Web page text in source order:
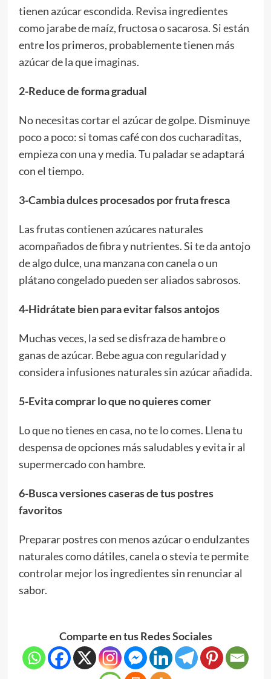
tienen azúcar escondida. Revisa ingredientes
como jarabe de maíz, fructosa o sacarosa. Si están
entre los primeros, probablemente tienen más
azúcar de la que imaginas.
2-Reduce de forma gradual
No necesitas cortar el azúcar de golpe. Disminuye
poco a poco: si tomas café con dos cucharaditas,
empieza con una y media. Tu paladar se adaptará
con el tiempo.
3-Cambia dulces procesados por fruta fresca
Las frutas contienen azúcares naturales
acompañados de fibra y nutrientes. Si te da antojo
de algo dulce, una manzana con canela o un
plátano congelado pueden ser aliados sabrosos.
4-Hidrátate bien para evitar falsos antojos
Muchas veces, la sed se disfraza de hambre o
ganas de azúcar. Bebe agua con regularidad y
considera infusiones naturales sin azúcar añadida.
5-Evita comprar lo que no quieres comer
Lo que no tienes en casa, no te lo comes. Llena tu
despensa de opciones más saludables y evita ir al
supermercado con hambre.
6-Busca versiones caseras de tus postres
favoritos
Preparar postres con menos azúcar o endulzantes
naturales como dátiles, canela o stevia te permite
controlar mejor los ingredientes sin renunciar al
sabor.
Comparte en tus Redes Sociales